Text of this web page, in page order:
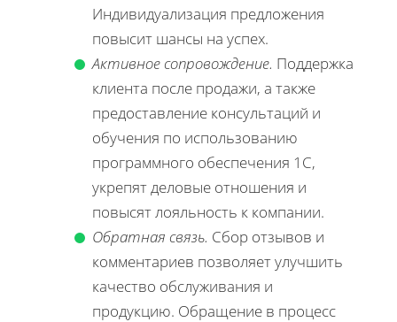
Индивидуализация предложения
повысит шансы на успех.
Активное сопровождение. Поддержка
клиента после продажи, а также
предоставление консультаций и
обучения по использованию
программного обеспечения 1С,
укрепят деловые отношения и
повысят лояльность к компании.
Обратная связь. Сбор отзывов и
комментариев позволяет улучшить
качество обслуживания и
продукцию. Обращение в процесс